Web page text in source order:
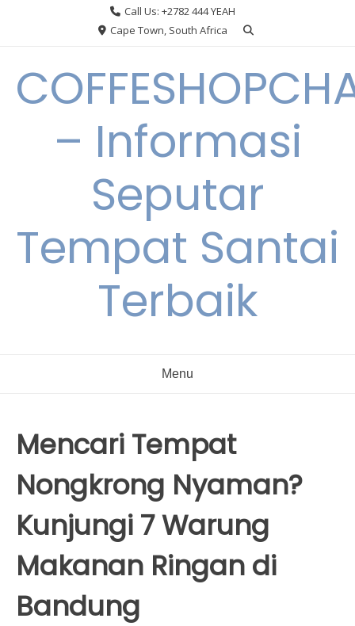
Call Us: +2782 444 YEAH
Cape Town, South Africa
– Informasi
Seputar
Tempat Santai
Terbaik
Menu
Mencari Tempat
Nongkrong Nyaman?
Kunjungi 7 Warung
Makanan Ringan di
Bandung